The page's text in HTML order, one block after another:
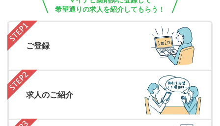
希望通りの求人を紹介してもらう！
ご登録
求人のご紹介